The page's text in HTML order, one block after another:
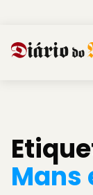
Mans